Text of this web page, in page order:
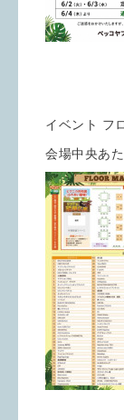
イベント フ
会場中央あ